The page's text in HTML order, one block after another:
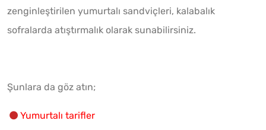
zenginleştirilen yumurtalı sandviçleri, kalabalık
sofralarda atıştırmalık olarak sunabilirsiniz.
Şunlara da göz atın;
Yumurtalı tarifler